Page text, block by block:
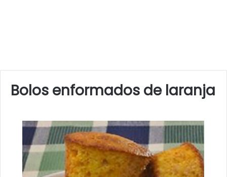
Bolos enformados de laranja